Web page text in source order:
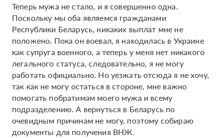
Теперь мужа не стало, и я совершенно одна.
Поскольку мы оба являемся гражданами
Республики Беларусь, никаких выплат мне не
положено. Пока он воевал, я находилась в Украине
как супруга военного, а теперь у меня нет никакого
легального статуса, следовательно, я не могу
работать официально. Но уезжать отсюда я не хочу,
так как не могу остаться в стороне, мне важно
помогать побратимам моего мужа и всему
подразделению. А вернуться в Беларусь по
очевидным причинам не могу, поэтому собираю
документы для получения ВНЖ.